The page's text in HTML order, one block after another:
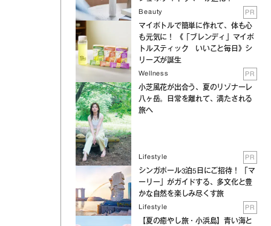
Beauty PR
マイボトルで簡単に作れて、体も心
も元気に！ 《「ブレンディ」マイボ
トルスティック いいこと毎日》シ
リーズが誕生
Wellness PR
小芝風花が出合う、夏のリゾナーレ
八ヶ岳。日常を離れて、満たされる
旅へ
Lifestyle PR
シンガポール3泊5日にご招待！ 「マ
ーリー」がガイドする、多文化と豊
かな自然を楽しみ尽くす旅
Lifestyle PR
【夏の癒やし旅・小浜島】青い海と